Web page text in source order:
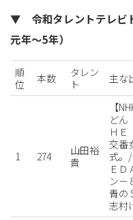
▼ 令和タレントテレビ
元年～5年）
順
位
本数
タレン
ト
主な
1 274
山田裕
貴
【
ど
Ｈ
交番
式。
Ｅ
ン－
青の
志村